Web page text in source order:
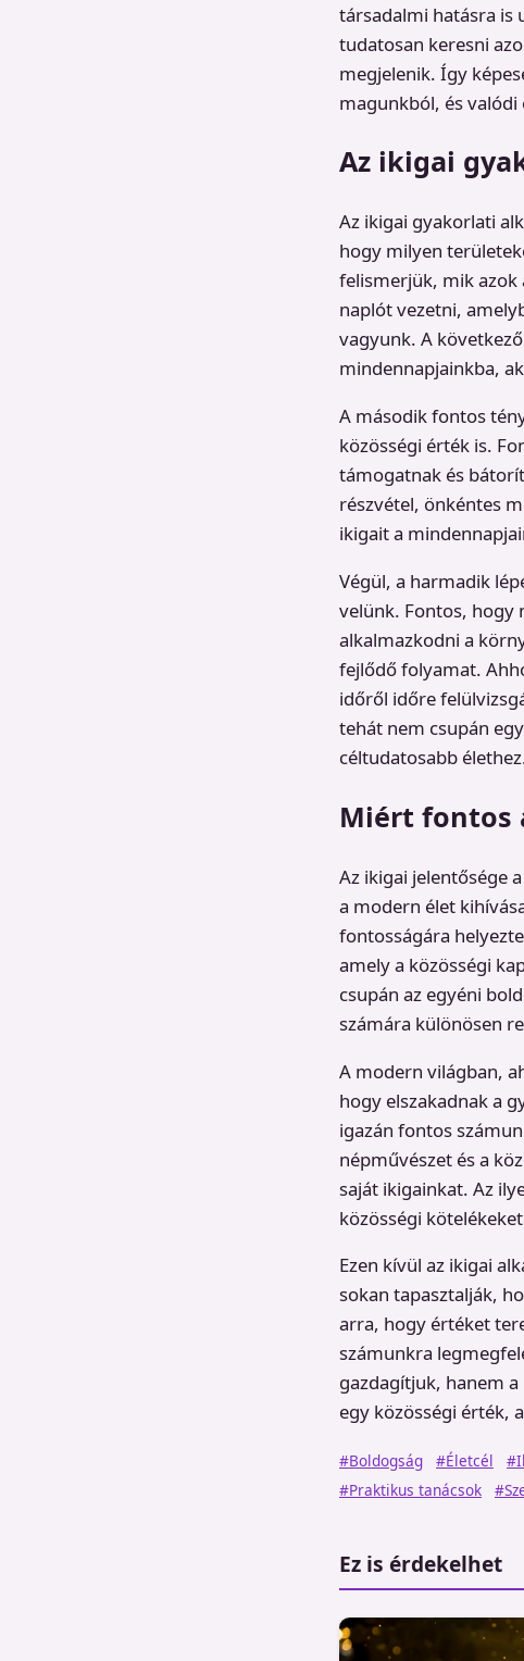
társadalmi hatásra is
tudatosan keresni
megjelenik. Így
magunkból, és
Az ikigai
Az ikigai gyakorlati
hogy milyen
felismerjük, mik azok
naplót vezetni,
vagyunk. A
mindennapjainkba,
A második fontos
közösségi érték is.
támogatnak és
részvétel, önkéntes
ikigait a
Végül, a harmadik
velünk. Fontos, hogy
alkalmazkodni a
fejlődő folyamat.
időről időre
tehát nem csupán
céltudatosabb
Miért fontos
Az ikigai jelentősége
a modern élet
fontosságára
amely a közösségi
csupán az egyéni
számára különösen
A modern világban,
hogy elszakadnak a
igazán fontos
népművészet és a
saját ikigainkat. Az
közösségi
Ezen kívül az ikigai
sokan tapasztalják,
arra, hogy értéket
számunkra
gazdagítjuk, hanem
egy közösségi érték,
#Boldogság #Életcél
#Praktikus tanácsok
Ez is érdekelhet